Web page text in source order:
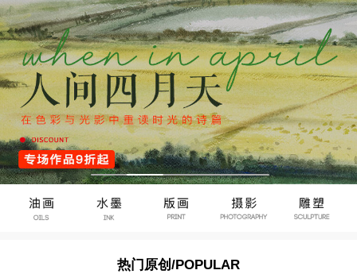
热门原创/POPULAR